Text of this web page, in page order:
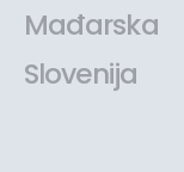
Mađarska
Slovenija